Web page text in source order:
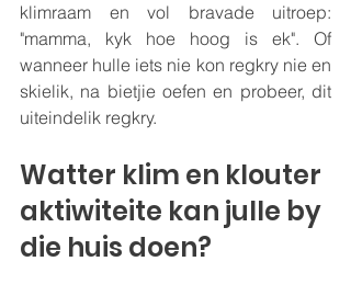
klimraam en vol bravade uitroep:
"mamma, kyk hoe hoog is ek". Of
wanneer hulle iets nie kon regkry nie en
skielik, na bietjie oefen en probeer, dit
uiteindelik regkry.
Watter klim en klouter
aktiwiteite kan julle by
die huis doen?